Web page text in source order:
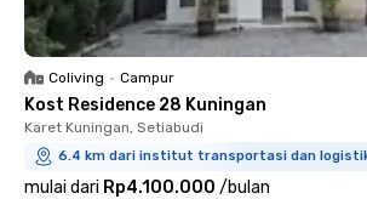
Coliving • Campur
Kost Residence 28 Kuningan
Karet Kuningan, Setiabudi
6.4 km dari institut transportasi dan
mulai dari Rp4.100.000 /bulan